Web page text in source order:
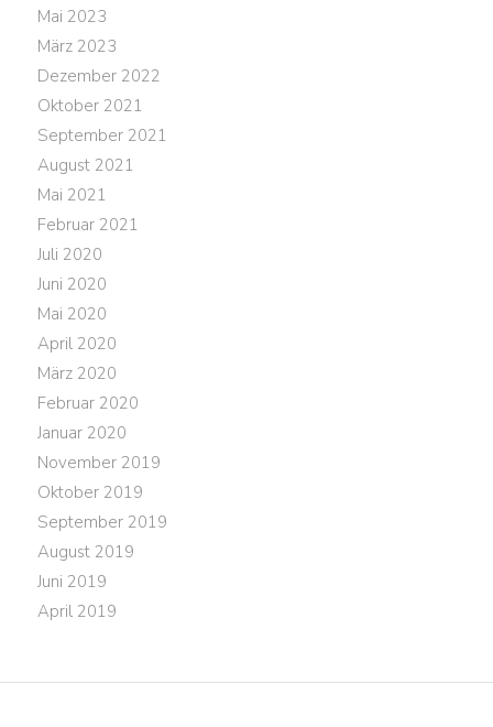
Mai 2023
März 2023
Dezember 2022
Oktober 2021
September 2021
August 2021
Mai 2021
Februar 2021
Juli 2020
Juni 2020
Mai 2020
April 2020
März 2020
Februar 2020
Januar 2020
November 2019
Oktober 2019
September 2019
August 2019
Juni 2019
April 2019